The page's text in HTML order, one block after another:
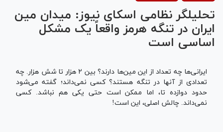
Video
تحلیلگر نظامی اسکای نیوز: میدان مین
ایران در تنگه هرمز واقعاً یک مشکل
اساسی است
ایرانی‌ها چه تعداد از این مین‌ها دارند؟ بین ۲ هزار تا شش هزار. چه
تعدادی از آنها در تنگه هستند؟ کسی نمی‌داند؛ گفته می‌شود
حدود دوازده تا، اما ممکن است حتی یکی هم نباشد. کسی
نمی‌داند. چالش اصلی، این است!